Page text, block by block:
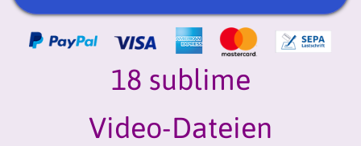
18 sublime
Video-Dateien